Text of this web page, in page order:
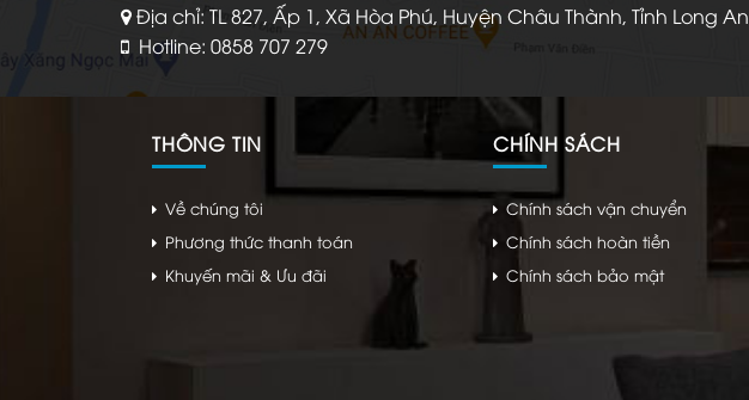
Địa chỉ: TL 827, Ấp 1, Xã Hòa Phú, Huyện Châu Thành, Tỉnh Long An
Hotline: 0858 707 279
THÔNG TIN
Về chúng tôi
Phương thức thanh toán
Khuyến mãi & Ưu đãi
CHÍNH SÁCH
Chính sách vận chuyển
Chính sách hoàn tiền
Chính sách bảo mật